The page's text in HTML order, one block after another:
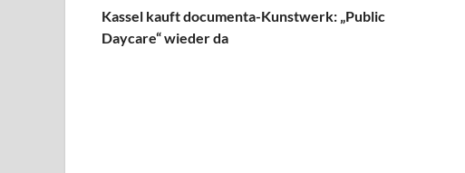
Kassel kauft documenta-Kunstwerk: „Public
Daycare“ wieder da